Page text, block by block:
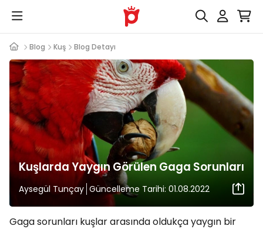
Blog Kuş Blog Detayı
Kuşlarda Yaygın Görülen Gaga Sorunları
Aysegül Tunçay Güncelleme Tarihi: 01.08.2022
Gaga sorunları kuşlar arasında oldukça yaygın bir